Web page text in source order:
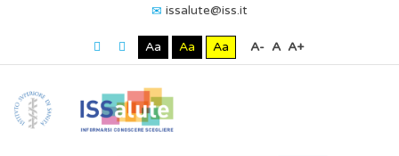
issalute@iss.it
Aa Aa Aa A- A A+